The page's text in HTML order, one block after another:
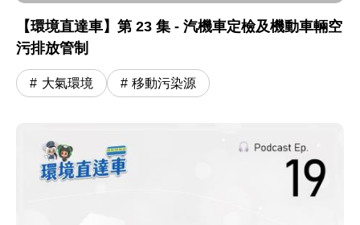
【環境直達車】第 23 集 - 汽機車定檢及機動車輛空
污排放管制
大氣環境 移動污染源